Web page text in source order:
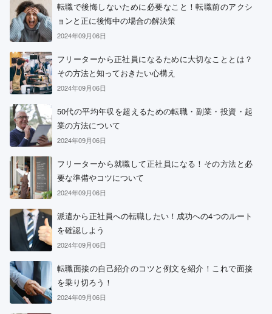
転職で後悔しないために必要なこと！転職前のアクシ
ョンと正に後悔中の場合の解決策
2024年09月06日
フリーターから正社員になるために大切なこととは？
その方法と知っておきたい心構え
2024年09月06日
50代の平均年収を超えるための転職・副業・投資・起
業の方法について
2024年09月06日
フリーターから就職して正社員になる！その方法と必
要な準備やコツについて
2024年09月06日
派遣から正社員への転職したい！成功への4つのルート
を確認しよう
2024年09月06日
転職面接の自己紹介のコツと例文を紹介！これで面接
を乗り切ろう！
2024年09月06日